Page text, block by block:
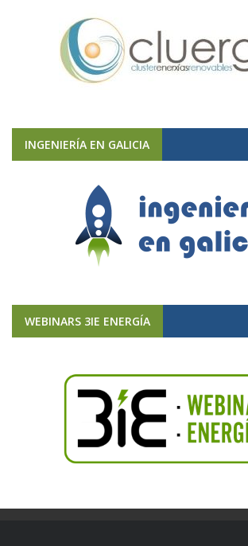
INGENIERÍA EN GALICIA
WEBINARS 3IE ENERGÍA